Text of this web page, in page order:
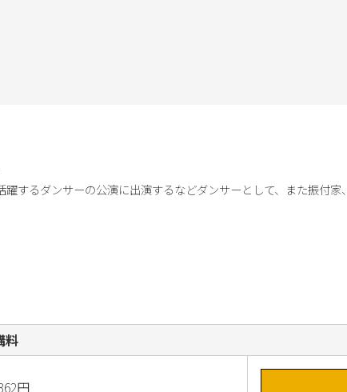
するダンサーの公演に出演するなどダンサーとして、また振付
料
円